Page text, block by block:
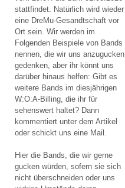
stattfindet. Natürlich wird wieder
eine DreMu-Gesandtschaft vor
Ort sein. Wir werden im
Folgenden Beispiele von Bands
nennen, die wir uns anzugucken
gedenken, aber ihr könnt uns
darüber hinaus helfen: Gibt es
weitere Bands im diesjährigen
W:O:A-Billing, die ihr für
sehenswert haltet? Dann
kommentiert unter dem Artikel
oder schickt uns eine Mail.
Hier die Bands, die wir gerne
gucken würden, sofern sie sich
nicht überschneiden oder uns